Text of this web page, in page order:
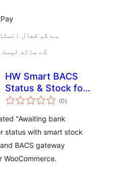
10 سے کم فعال
7.0.3 کے ساتھ ٹیسٹ
HW Smart BACS
Status & Stock for
WooCommerce
(0مجموعی
درجہ
)
"Awaiting bank
status with smart stock
BACS gateway
WooCommerce.